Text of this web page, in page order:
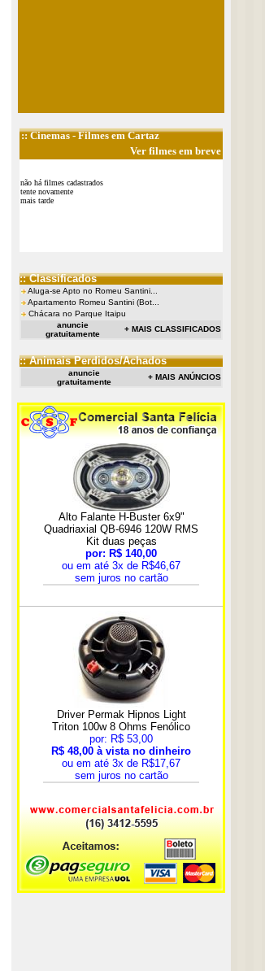
::Cinemas- Filmes em Cartaz
Ver filmes em breve
não há filmes cadastrados
tente novamente
mais tarde
:: Classificados
Aluga-se Apto no Romeu Santini...
Apartamento Romeu Santini (Bot...
Chácara no Parque Itaipu
anuncie
gratuitamente
+ MAIS CLASSIFICADOS
:: Animais Perdidos/Achados
anuncie
gratuitamente
+ MAIS ANÚNCIOS